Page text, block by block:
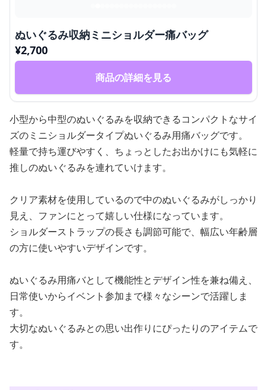
ぬいぐるみ収納ミニショルダー痛バッグ
¥2,700
商品の詳細を見る
小型から中型のぬいぐるみを収納できるコンパクトなサイ
ズのミニショルダータイプぬいぐるみ用痛バッグです。
軽量で持ち運びやすく、ちょっとしたお出かけにも気軽に
推しのぬいぐるみを連れていけます。
クリア素材を使用しているので中のぬいぐるみがしっかり
見え、ファンにとって嬉しい仕様になっています。
ショルダーストラップの長さも調節可能で、幅広い年齢層
の方に使いやすいデザインです。
ぬいぐるみ用痛バとして機能性とデザイン性を兼ね備え、
日常使いからイベント参加まで様々なシーンで活躍しま
す。
大切なぬいぐるみとの思い出作りにぴったりのアイテムで
す。